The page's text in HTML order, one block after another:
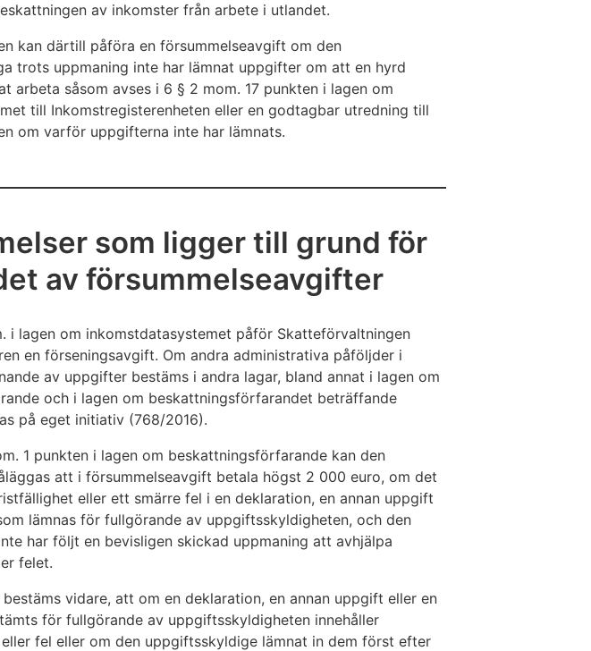
av inkomster från arbete i utlandet.
kan därtill påföra en försummelseavgift om den
trots uppmaning inte har lämnat uppgifter om att en hyrd
arbeta såsom avses i 6 § 2 mom. 17 punkten i lagen om
till Inkomstregisterenheten eller en godtagbar utredning till
om varför uppgifterna inte har lämnats.
som ligger till grund för
av försummelseavgifter
i lagen om inkomstdatasystemet påför Skatteförvaltningen
en förseningsavgift. Om andra administrativa påföljder i
av uppgifter bestäms i andra lagar, bland annat i lagen om
och i lagen om beskattningsförfarandet beträffande
på eget initiativ (768/2016).
1 punkten i lagen om beskattningsförfarande kan den
att i försummelseavgift betala högst 2 000 euro, om det
eller ett smärre fel i en deklaration, en annan uppgift
lämnas för fullgörande av uppgiftsskyldigheten, och den
har följt en bevisligen skickad uppmaning att avhjälpa
felet.
vidare, att om en deklaration, en annan uppgift eller en
för fullgörande av uppgiftsskyldigheten innehåller
fel eller om den uppgiftsskyldige lämnat in dem först efter